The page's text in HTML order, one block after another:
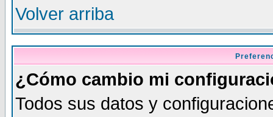
Volver arriba
¿Cómo cambio mi
Todos sus datos y